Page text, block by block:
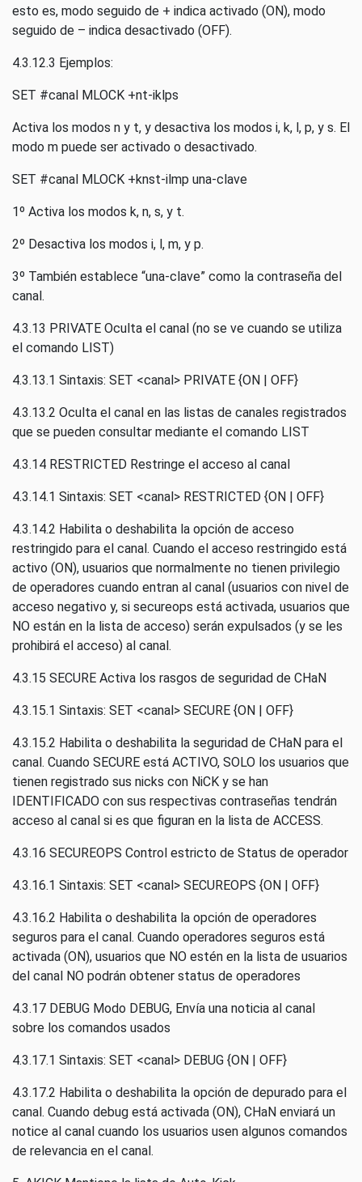
esto es, modo seguido de + indica activado (ON), modo
seguido de – indica desactivado (OFF).
4.3.12.3 Ejemplos:
SET #canal MLOCK +nt-iklps
Activa los modos n y t, y desactiva los modos i, k, l, p, y s. El
modo m puede ser activado o desactivado.
SET #canal MLOCK +knst-ilmp una-clave
1º Activa los modos k, n, s, y t.
2º Desactiva los modos i, l, m, y p.
3º También establece “una-clave” como la contraseña del
canal.
4.3.13 PRIVATE Oculta el canal (no se ve cuando se utiliza
el comando LIST)
4.3.13.1 Sintaxis: SET <canal> PRIVATE {ON | OFF}
4.3.13.2 Oculta el canal en las listas de canales registrados
que se pueden consultar mediante el comando LIST
4.3.14 RESTRICTED Restringe el acceso al canal
4.3.14.1 Sintaxis: SET <canal> RESTRICTED {ON | OFF}
4.3.14.2 Habilita o deshabilita la opción de acceso
restringido para el canal. Cuando el acceso restringido está
activo (ON), usuarios que normalmente no tienen privilegio
de operadores cuando entran al canal (usuarios con nivel de
acceso negativo y, si secureops está activada, usuarios que
NO están en la lista de acceso) serán expulsados (y se les
prohibirá el acceso) al canal.
4.3.15 SECURE Activa los rasgos de seguridad de CHaN
4.3.15.1 Sintaxis: SET <canal> SECURE {ON | OFF}
4.3.15.2 Habilita o deshabilita la seguridad de CHaN para el
canal. Cuando SECURE está ACTIVO, SOLO los usuarios que
tienen registrado sus nicks con NiCK y se han
IDENTIFICADO con sus respectivas contraseñas tendrán
acceso al canal si es que figuran en la lista de ACCESS.
4.3.16 SECUREOPS Control estricto de Status de operador
4.3.16.1 Sintaxis: SET <canal> SECUREOPS {ON | OFF}
4.3.16.2 Habilita o deshabilita la opción de operadores
seguros para el canal. Cuando operadores seguros está
activada (ON), usuarios que NO estén en la lista de usuarios
del canal NO podrán obtener status de operadores
4.3.17 DEBUG Modo DEBUG, Envía una noticia al canal
sobre los comandos usados
4.3.17.1 Sintaxis: SET <canal> DEBUG {ON | OFF}
4.3.17.2 Habilita o deshabilita la opción de depurado para el
canal. Cuando debug está activada (ON), CHaN enviará un
notice al canal cuando los usuarios usen algunos comandos
de relevancia en el canal.